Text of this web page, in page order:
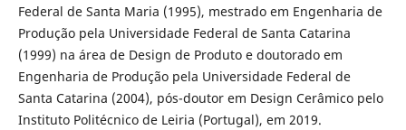
Federal de Santa Maria (1995), mestrado em Engenharia de
Produção pela Universidade Federal de Santa Catarina
(1999) na área de Design de Produto e doutorado em
Engenharia de Produção pela Universidade Federal de
Santa Catarina (2004), pós-doutor em Design Cerâmico pelo
Instituto Politécnico de Leiria (Portugal), em 2019.